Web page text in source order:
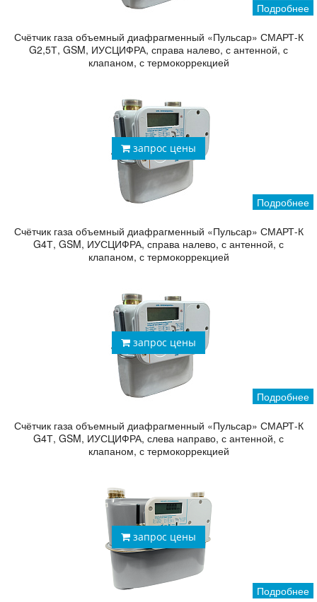
Подробнее
Счётчик газа объемный диафрагменный «Пульсар» СМАРТ-К
G2,5Т, GSM, ИУСЦИФРА, справа налево, с антенной, с
клапаном, с термокоррекцией
запрос цены
Подробнее
Счётчик газа объемный диафрагменный «Пульсар» СМАРТ-К
G4Т, GSM, ИУСЦИФРА, справа налево, с антенной, с
клапаном, с термокоррекцией
запрос цены
Подробнее
Счётчик газа объемный диафрагменный «Пульсар» СМАРТ-К
G4Т, GSM, ИУСЦИФРА, слева направо, с антенной, с
клапаном, с термокоррекцией
запрос цены
Подробнее